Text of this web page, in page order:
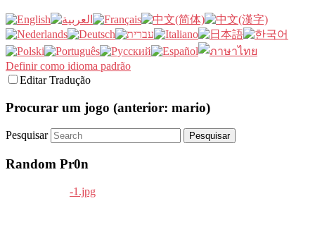
Definir como idioma padrão
Editar Tradução
Procurar um jogo (anterior: mario)
Pesquisar
Random Pr0n